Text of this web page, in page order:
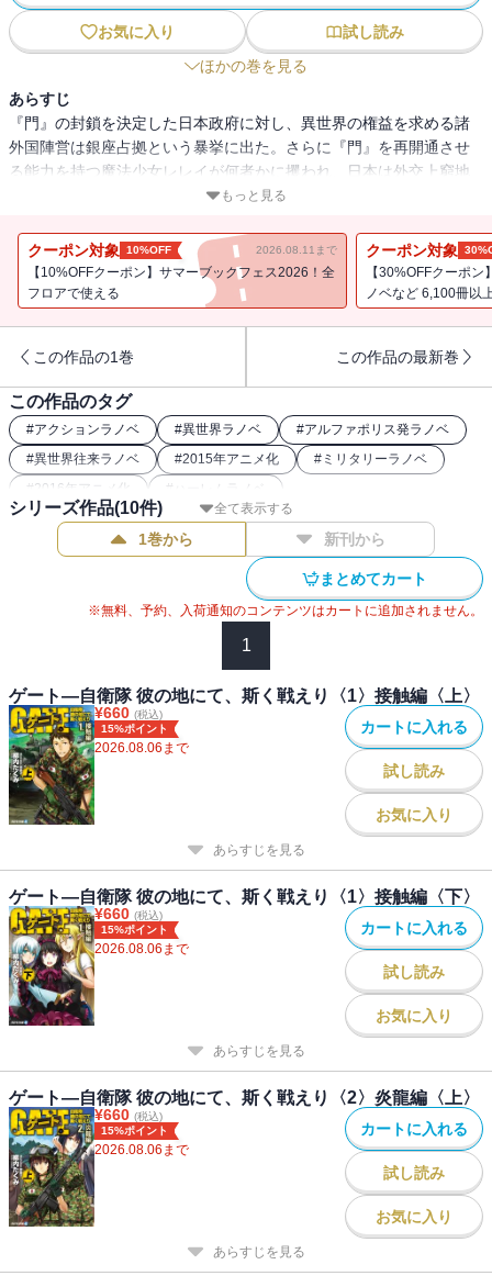
お気に入り
試し読み
ほかの巻を見る
あらすじ
『門』の封鎖を決定した日本政府に対し、異世界の権益を求める諸
外国陣営は銀座占拠という暴挙に出た。さらに『門』を再開通させ
る能力を持つ魔法少女レレイが何者かに攫われ、日本は外交上窮地
に追い込まれていく。その頃『特地』では、自衛隊の進撃の前に防
本拠地イタリカを急襲。巨大帝国を二分する内乱は、ついに最終決
戦の時を迎える――！
もっと見る
クーポン対象 10%OFF 2026.08.11まで
【10%OFFクーポン】サマーブックフェス2026！全
フロアで使える
クーポン対象
【30%OFFクーポ
ノベなど 6,100冊以
この作品の1巻 この作品の最新巻
この作品のタグ
#アクションラノベ #異世界ラノベ #アルファポリス発ラノベ
#異世界往来ラノベ #2015年アニメ化 # ミリタリーラノベ
#2016年アニメ化 # ハーレムラノベ
全て表示する
シリーズ作品(10件)
1巻から 新刊から
まとめてカート
※無料、予約、入荷通知のコンテンツはカートに追加されません。
1
ゲート―自衛隊 彼の地にて、斯く戦えり〈1〉接触編〈上〉
¥660 (税込)
15%ポイント
2026.08.06 まで
カートに入れる
試し読み
お気に入り
あらすじを見る
ゲート―自衛隊 彼の地にて、斯く戦えり〈1〉接触編〈下〉
¥660 (税込)
15%ポイント
2026.08.06 まで
カートに入れる
試し読み
お気に入り
あらすじを見る
ゲート―自衛隊 彼の地にて、斯く戦えり〈2〉炎龍編〈上〉
¥660 (税込)
15%ポイント
2026.08.06 まで
カートに入れる
試し読み
お気に入り
あらすじを見る